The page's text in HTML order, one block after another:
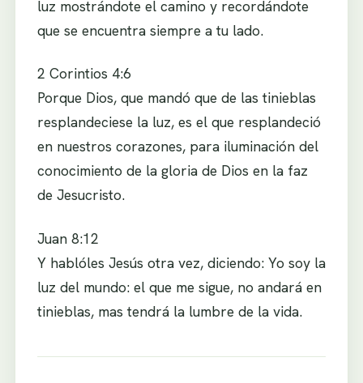
luz mostrándote el camino y recordándote
que se encuentra siempre a tu lado.
2 Corintios 4:6
Porque Dios, que mandó que de las tinieblas
resplandeciese la luz, es el que resplandeció
en nuestros corazones, para iluminación del
conocimiento de la gloria de Dios en la faz
de Jesucristo.
Juan 8:12
Y hablóles Jesús otra vez, diciendo: Yo soy la
luz del mundo: el que me sigue, no andará en
tinieblas, mas tendrá la lumbre de la vida.